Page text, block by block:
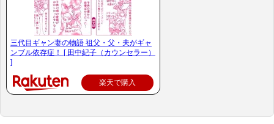
三代目ギャン妻の物語 祖父・父・夫がギャ
ンブル依存症！ [ 田中紀子（カウンセラー）
]
楽天で購入